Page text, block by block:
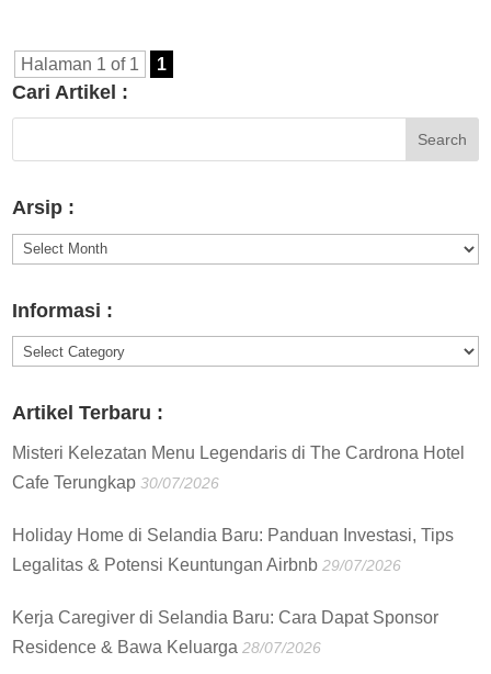
Halaman 1 of 1 1
Cari Artikel :
Arsip :
Arsip
Informasi :
Informasi
Artikel Terbaru :
Misteri Kelezatan Menu Legendaris di The Cardrona Hotel
Cafe Terungkap 30/07/2026
Holiday Home di Selandia Baru: Panduan Investasi, Tips
Legalitas & Potensi Keuntungan Airbnb 29/07/2026
Kerja Caregiver di Selandia Baru: Cara Dapat Sponsor
Residence & Bawa Keluarga 28/07/2026